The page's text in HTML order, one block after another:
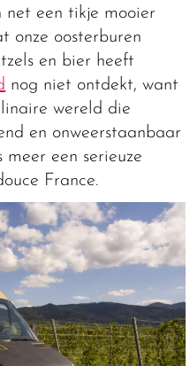
net een tikje mooier
onze oosterburen
en bier heeft
nog niet ontdekt, want
wereld die
en onweerstaanbaar
meer een serieuze
France.